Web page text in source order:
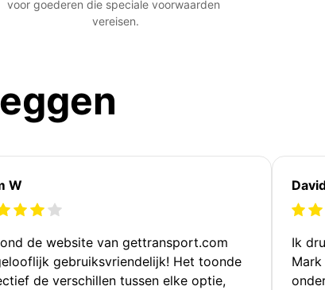
voor goederen die speciale voorwaarden
vereisen.
W
de website van gettransport.com
gebruiksvriendelijk! Het toonde
de verschillen tussen elke optie,
Ik